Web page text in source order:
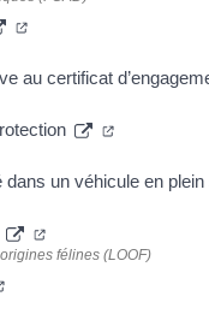
au certificat
un véhicule en plein
félines (LOOF)